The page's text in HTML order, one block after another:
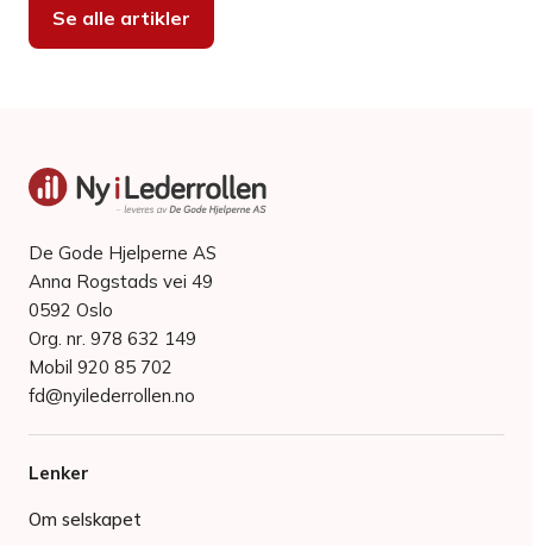
Se alle artikler
De Gode Hjelperne AS
Anna Rogstads vei 49
0592 Oslo
Org. nr. 978 632 149
Mobil 920 85 702
fd@nyilederrollen.no
Lenker
Om selskapet